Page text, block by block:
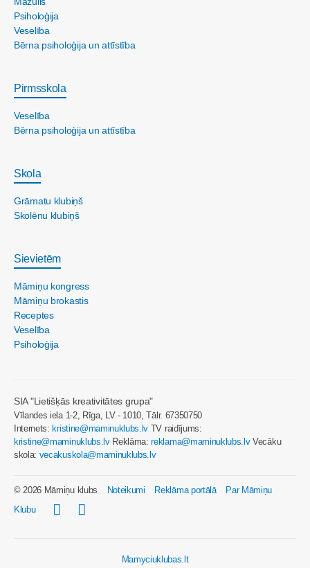
Psiholoģija
Veselība
Bērna psiholoģija un attīstība
Pirmsskola
Veselība
Bērna psiholoģija un attīstība
Skola
Grāmatu klubiņš
Skolēnu klubiņš
Sievietēm
Māmiņu kongress
Māmiņu brokastis
Receptes
Veselība
Psiholoģija
SIA "Lietišķās kreativitātes grupa"
Vīlandes iela 1-2, Rīga, LV - 1010, Tālr. 67350750
Internets: kristine@maminuklubs.lv TV raidījums:
kristine@maminuklubs.lvReklāma:reklama@maminuklubs.lvVecāku
skola: vecakuskola@maminuklubs.lv
© 2026 Māmiņu klubs Noteikumi Reklāma portālā
Par Māmiņu
Klubu
Mamyciuklubas.lt